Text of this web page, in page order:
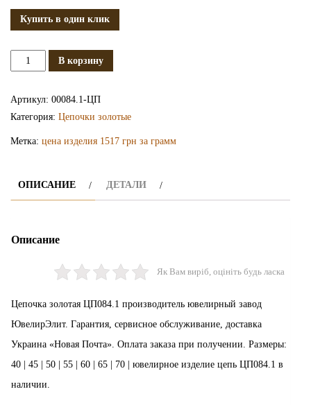
Купить в один клик
КоличествоВ корзину
Артикул: 00084.1-ЦП
Категория: Цепочки золотые
Метка: цена изделия 1517 грн за грамм
ОПИСАНИЕ ДЕТАЛИ
Описание
Як Вам виріб, оцініть будь ласка
Цепочка золотая ЦП084.1 производитель ювелирный завод
ЮвелирЭлит. Гарантия, сервисное обслуживание, доставка
Украина «Новая Почта». Оплата заказа при получении. Размеры:
40 | 45 | 50 | 55 | 60 | 65 | 70 | ювелирное изделие цепь ЦП084.1 в
наличии.